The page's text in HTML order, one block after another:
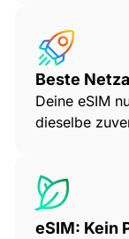
Beste
Deine eSIM
dieselbe
eSIM: Kein